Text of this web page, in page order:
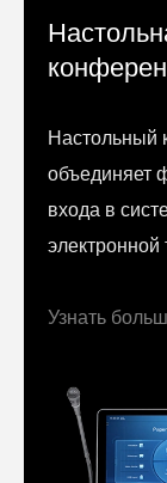
Настольный
объединяет
входа в
электронной
Узнать